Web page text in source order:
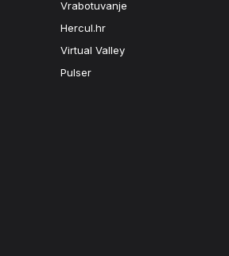
Vrabotuvanje
Hercul.hr
Virtual Valley
Pulser